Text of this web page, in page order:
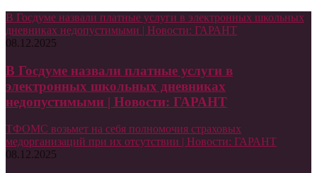
В Госдуме назвали платные услуги в электронных школьных
дневниках недопустимыми | Новости: ГАРАНТ
08.12.2025
В Госдуме назвали платные услуги в
электронных школьных дневниках
недопустимыми | Новости: ГАРАНТ
ТФОМС возьмет на себя полномочия страховых
медорганизаций при их отсутствии | Новости: ГАРАНТ
08.12.2025